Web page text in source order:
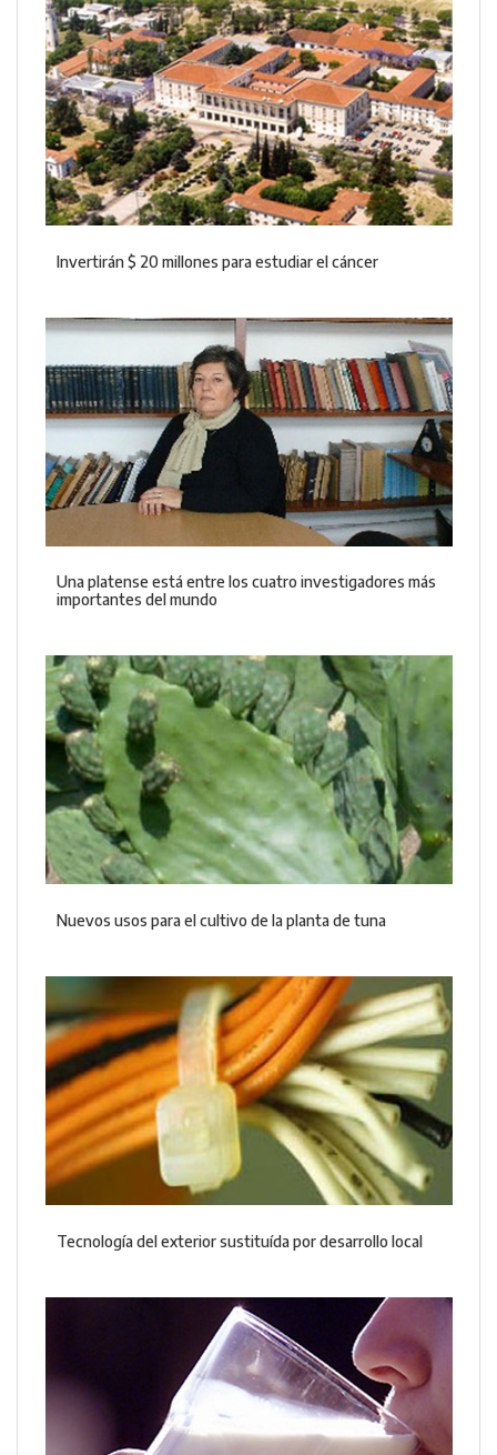
Invertirán $ 20 millones para estudiar el cáncer
Una platense está entre los cuatro investigadores más
importantes del mundo
Nuevos usos para el cultivo de la planta de tuna
Tecnología del exterior sustituída por desarrollo local